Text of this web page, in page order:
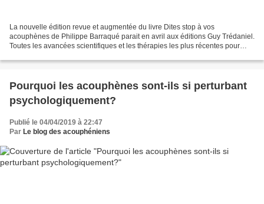
La nouvelle édition revue et augmentée du livre Dites stop à vos
acouphènes de Philippe Barraqué parait en avril aux éditions Guy Trédaniel.
Toutes les avancées scientifiques et les thérapies les plus récentes pour
Pourquoi les acouphènes sont-ils si perturbant
psychologiquement?
Publié le 04/04/2019 à 22:47
Par Le blog des acouphéniens